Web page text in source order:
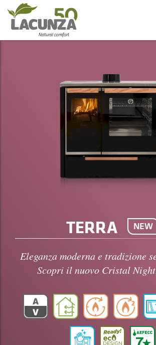
TERRA NEW
Eleganza moderna e tradizione
Scopri il nuovo Cristal